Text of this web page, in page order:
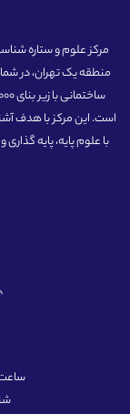
مرکز علوم و ستاره
است. این مرکز با هدف
با علوم پایه، پایه